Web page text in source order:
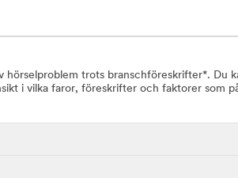
trots branschföreskrifter*. Du
i vilka faror, föreskrifter och faktorer som